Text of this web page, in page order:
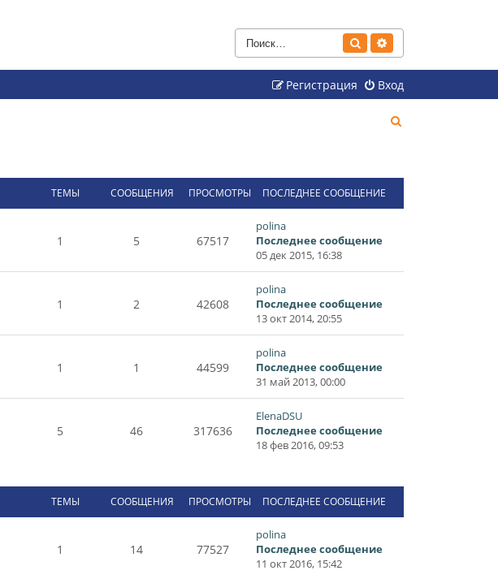
Поиск
Вход
Регистрация
с
ТЕМЫ СООБЩЕНИЯ ПРОСМОТРЫ ПОСЛЕДНЕЕ СООБЩЕНИЕ
1 5 67517
polina
Последнее сообщение
05 дек 2015, 16:38
1 2 42608
polina
Последнее сообщение
13 окт 2014, 20:55
1 1 44599
polina
Последнее сообщение
31 май 2013, 00:00
5 46 317636
ElenaDSU
Последнее сообщение
18 фев 2016, 09:53
ТЕМЫ СООБЩЕНИЯ ПРОСМОТРЫ ПОСЛЕДНЕЕ СООБЩЕНИЕ
1 14 77527
polina
Последнее сообщение
11 окт 2016, 15:42